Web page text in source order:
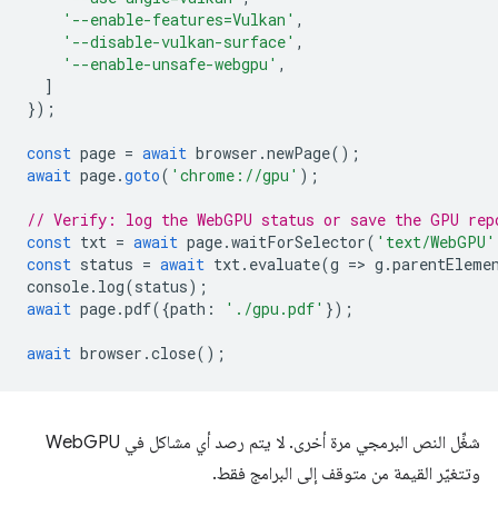
'--enable-features=Vulkan' ,
'--disable-vulkan-surface' ,
'--enable-unsafe-webgpu' ,
]
});
const page = await browser .newPage();
await page.goto( 'chrome://gpu' );
// Verify: log the WebGPU status or save the GPU
const txt = await page.waitForSelector( 'text/WebGPU'
const status = await txt. evaluate(g => g .
console. log(status);
await page.pdf({path : './gpu.pdf' });
await browser .close();
شغِّل النص البرمجي مرة أخرى. لا يتم رصد أي مشاكل في WebGPU
وتتغيّر القيمة من متوقف إلى البرامج فقط.